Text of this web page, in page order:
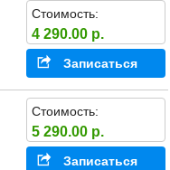
Стоимость:
4 290.00 р.
Записаться
Стоимость:
5 290.00 р.
Записаться